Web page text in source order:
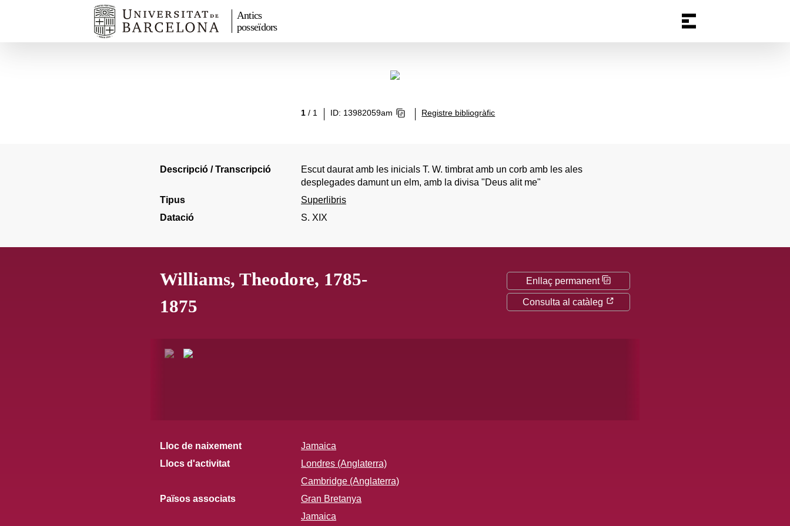
Antics
posseïdors
1/ 1 ID: 13982059am Registre bibliogràfic
Descripció / Transcripció
Escut daurat amb les inicials T. W. timbrat amb un corb amb les ales
desplegades damunt un elm, amb la divisa "Deus alit me"
Tipus
Superlibris
Datació
S. XIX
Williams, Theodore, 1785-
1875
Enllaç permanent
Consulta al catàleg
Lloc de naixement
Jamaica
Llocs d'activitat
Londres (Anglaterra)
Cambridge (Anglaterra)
Països associats
Gran Bretanya
Jamaica